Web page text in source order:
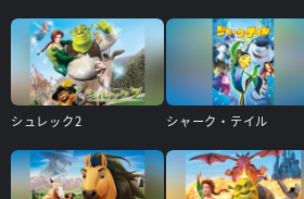
シュレック2 シャーク・テイル